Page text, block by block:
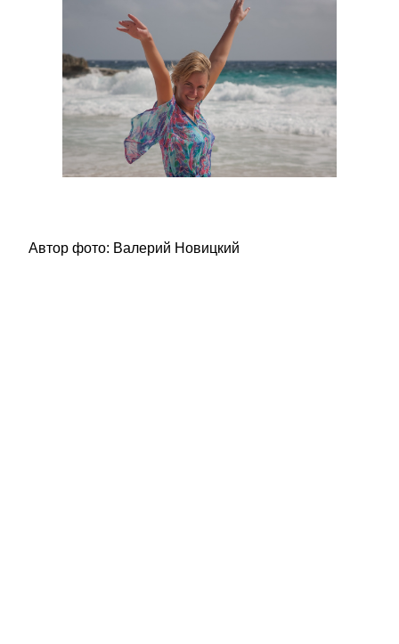
Автор фото: Валерий Новицкий